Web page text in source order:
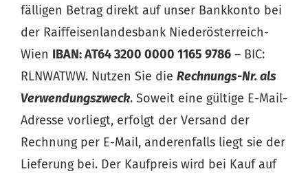
fälligen Betrag direkt auf unser Bankkonto bei
der Raiffeisenlandesbank Niederösterreich-
Wien IBAN: AT64 3200 0000 1165 9786 – BIC:
RLNWATWW. Nutzen Sie die Rechnungs-Nr. als
Verwendungszweck. Soweit eine gültige E-Mail-
Adresse vorliegt, erfolgt der Versand der
Rechnung per E-Mail, anderenfalls liegt sie der
Lieferung bei. Der Kaufpreis wird bei Kauf auf